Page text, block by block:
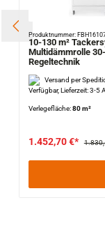
Produktnummer:
10-130 m²
Multidämmrolle
Regeltechnik
Versand per
Verfügbar, Lieferzeit: 3-5
Verlegefläche:80 m²
1.452,70 €*